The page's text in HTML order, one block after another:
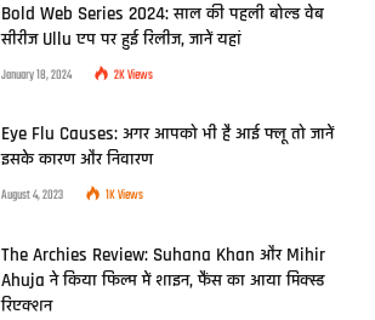
Bold Web Series 2024: साल की पहली बोल्ड वेब
सीरीज Ullu एप पर हुई रिलीज, जानें यहां
January 18, 2024 2KViews
Eye Flu Causes: अगर आपको भी है आई फ्लू तो जानें
इसके कारण और निवारण
August 4, 2023 1KViews
The Archies Review: Suhana Khan और Mihir
Ahuja ने किया फिल्म में शाइन, फैंस का आया मिक्स्ड
रिएक्शन